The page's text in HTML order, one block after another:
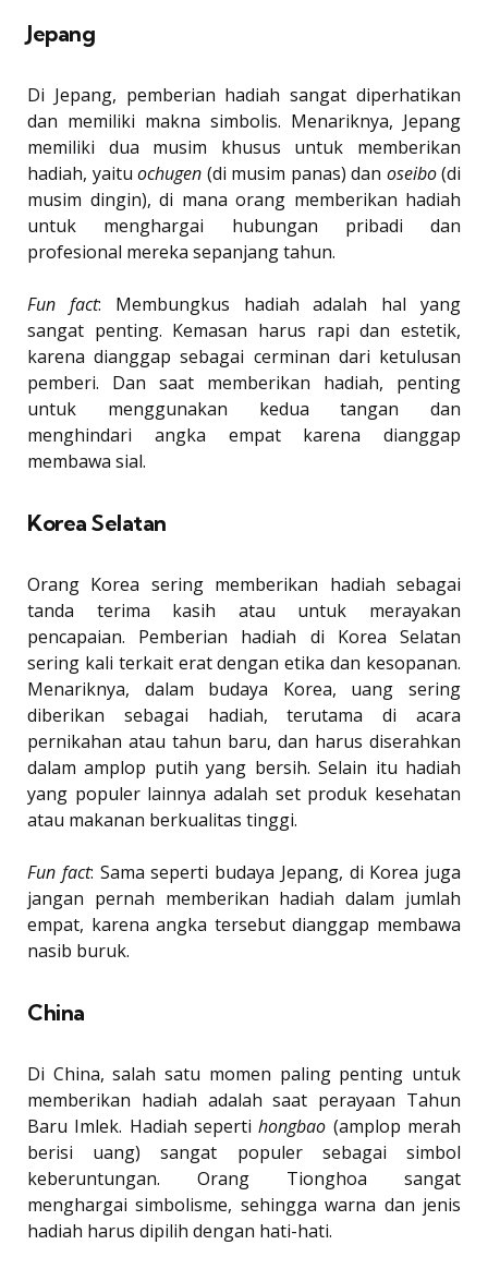
Jepang
Di Jepang, pemberian hadiah sangat diperhatikan
dan memiliki makna simbolis. Menariknya, Jepang
memiliki dua musim khusus untuk memberikan
hadiah, yaitu ochugen (di musim panas) dan oseibo(di
musim dingin), di mana orang memberikan hadiah
untuk menghargai hubungan pribadi dan
profesional mereka sepanjang tahun.
Fun fact: Membungkus hadiah adalah hal yang
sangat penting. Kemasan harus rapi dan estetik,
karena dianggap sebagai cerminan dari ketulusan
pemberi. Dan saat memberikan hadiah, penting
untuk menggunakan kedua tangan dan
menghindari angka empat karena dianggap
membawa sial.
Korea Selatan
Orang Korea sering memberikan hadiah sebagai
tanda terima kasih atau untuk merayakan
pencapaian. Pemberian hadiah di Korea Selatan
sering kali terkait erat dengan etika dan kesopanan.
Menariknya, dalam budaya Korea, uang sering
diberikan sebagai hadiah, terutama di acara
pernikahan atau tahun baru, dan harus diserahkan
dalam amplop putih yang bersih. Selain itu hadiah
yang populer lainnya adalah set produk kesehatan
atau makanan berkualitas tinggi.
Fun fact: Sama seperti budaya Jepang, di Korea juga
jangan pernah memberikan hadiah dalam jumlah
empat, karena angka tersebut dianggap membawa
nasib buruk.
China
Di China, salah satu momen paling penting untuk
memberikan hadiah adalah saat perayaan Tahun
Baru Imlek. Hadiah sepertihongbao (amplop merah
berisi uang) sangat populer sebagai simbol
keberuntungan. Orang Tionghoa sangat
menghargai simbolisme, sehingga warna dan jenis
hadiah harus dipilih dengan hati-hati.